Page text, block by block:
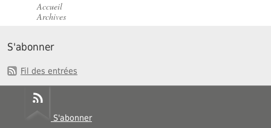
Accueil
Archives
S'abonner
Fil des entrées
S'abonner